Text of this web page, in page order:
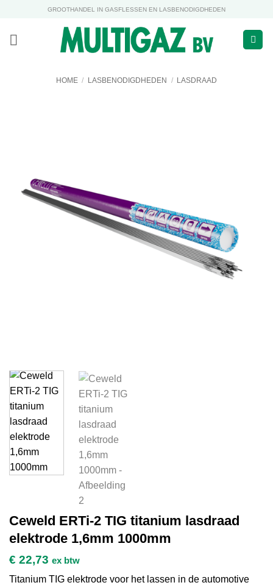
inhoud
GROOTHANDEL IN GASFLESSEN EN LASBENODIGDHEDEN
HOME / LASBENODIGDHEDEN / LASDRAAD
Ceweld ERTi-2 TIG titanium lasdraad
elektrode 1,6mm 1000mm
€ 22,73 ex btw
Titanium TIG elektrode voor het lassen in de automotive